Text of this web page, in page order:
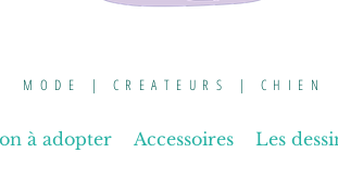
MODE | CREATEURS | CHIEN
à adopter Accessoires Les